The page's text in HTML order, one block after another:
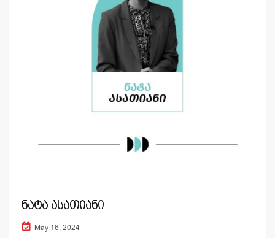
ნატა ასათიანი
May 16, 2024